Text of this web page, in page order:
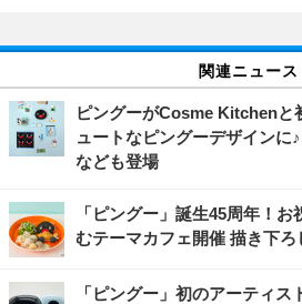
関連ニュース
ピングーがCosme Kitchenと
ュートなピングーデザインに
なども登場
「ピングー」誕生45周年！
むテーマカフェ開催 描き下
「ピングー」初のアーティ